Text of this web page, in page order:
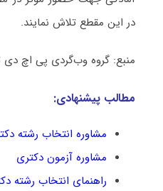
در این مقطع تلاش نمایند.
منبع: گروه وب‌گردی پی اچ
مطالب پیشنهادی:
مشاوره انتخاب رشته
مشاوره آزمون دکتری
راهنمای انتخاب رشته